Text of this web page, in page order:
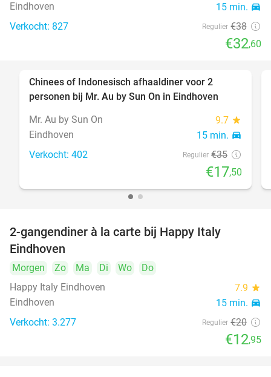
Eindhoven 15 min. directions_car
Verkocht: 827 Regulier €38
€32,60
Chinees of Indonesisch afhaaldiner voor 2
personen bij Mr. Au by Sun On in Eindhoven
Mr. Au by Sun On
9.7 star
Eindhoven 15 min. directions_car
Verkocht: 402 Regulier €35
€17,50
2-gangendiner à la carte bij Happy Italy
Eindhoven
Morgen Zo Ma Di Wo
Do
Happy Italy Eindhoven
7.9 star
Eindhoven 15 min. directions_car
Verkocht: 3.277 Regulier €20
€12,95